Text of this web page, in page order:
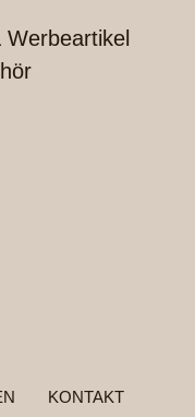
Werbeartikel
KONTAKT